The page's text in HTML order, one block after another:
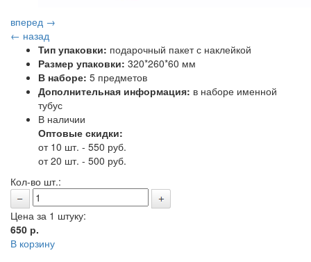
вперед →
← назад
Тип упаковки: подарочный пакет с наклейкой
Размер упаковки: 320*260*60 мм
В наборе: 5 предметов
Дополнительная информация: в наборе именной
тубус
В наличии
Оптовые скидки:
от 10 шт. - 550 руб.
от 20 шт. - 500 руб.
Кол-во шт.:
Цена за 1 штуку:
650 р.
В корзину